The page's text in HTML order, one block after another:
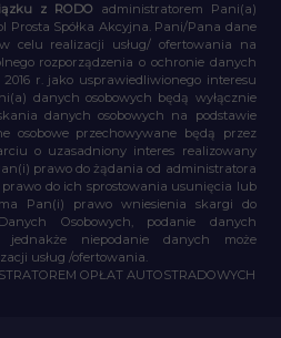
z RODO administratorem Pani(a)
Prosta Spółka Akcyjna. Pani/Pana dane
celu realizacji usług/ ofertowania na
rozporządzenia o ochronie danych
r. jako usprawiedliwionego interesu
danych osobowych będą wyłącznie
danych osobowych na podstawie
osobowe przechowywane będą przez
o uzasadniony interes realizowany
prawo do żądania od administratora
do ich sprostowania usunięcia lub
Pan(i) prawo wniesienia skargi do
Osobowych, podanie danych
jednakże niepodanie danych może
usług /ofertowania.
OPŁAT AUTOSTRADOWYCH